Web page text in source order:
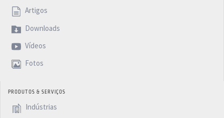
Artigos
Downloads
Vídeos
Fotos
PRODUTOS & SERVIÇOS
Indústrias